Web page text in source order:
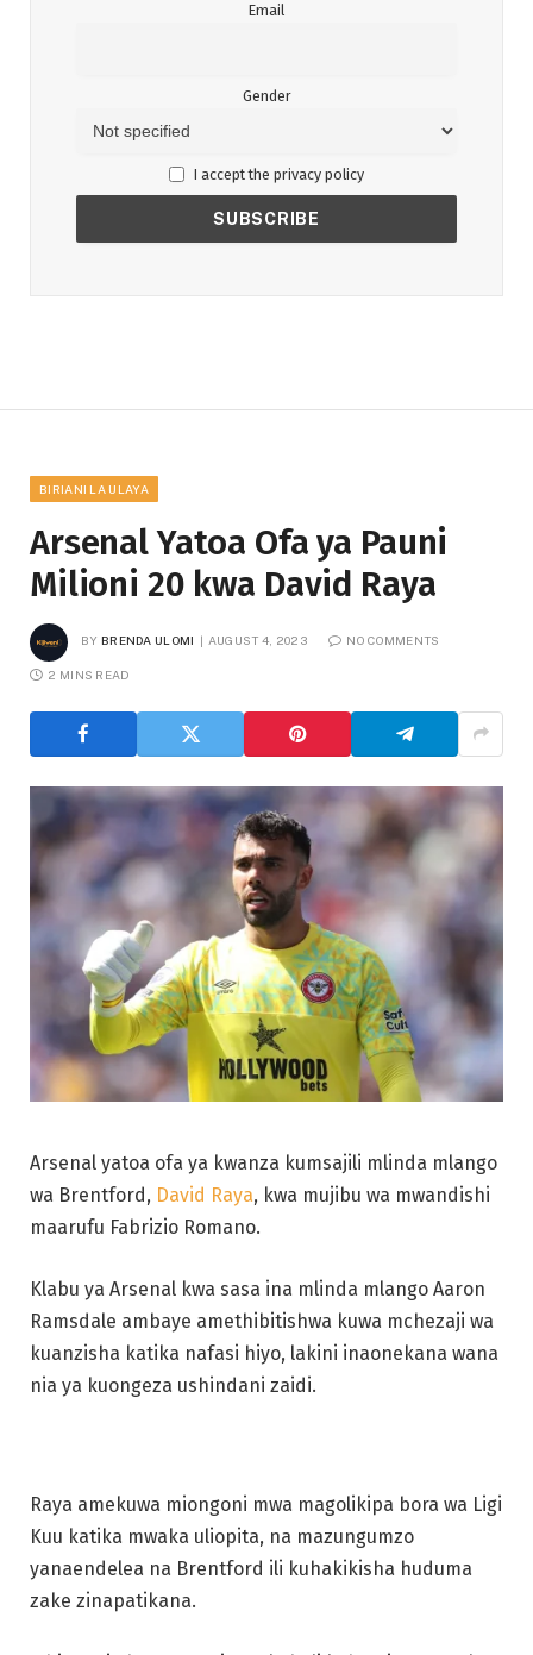
Email
Gender
I accept the privacy policy
BIRIANI LA ULAYA
Arsenal Yatoa Ofa ya Pauni
Milioni 20 kwa David Raya
BY BRENDA ULOMI AUGUST 4, 2023 NO COMMENTS
2 MINS READ
Arsenal yatoa ofa ya kwanza kumsajili mlinda mlango
wa Brentford, David Raya, kwa mujibu wa mwandishi
maarufu Fabrizio Romano.
Klabu ya Arsenal kwa sasa ina mlinda mlango Aaron
Ramsdale ambaye amethibitishwa kuwa mchezaji wa
kuanzisha katika nafasi hiyo, lakini inaonekana wana
nia ya kuongeza ushindani zaidi.
Raya amekuwa miongoni mwa magolikipa bora wa Ligi
Kuu katika mwaka uliopita, na mazungumzo
yanaendelea na Brentford ili kuhakikisha huduma
zake zinapatikana.